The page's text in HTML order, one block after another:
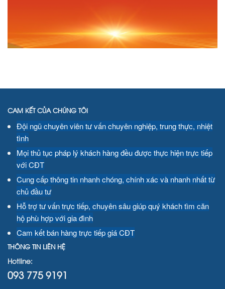
CAM KẾT CỦA CHÚNG TÔI
Đội ngũ chuyên viên tư vấn chuyên nghiệp, trung thực, nhiệt
tình
Mọi thủ tục pháp lý khách hàng đều được thực hiện trực tiếp
với CĐT
Cung cấp thông tin nhanh chóng, chính xác và nhanh nhất từ
chủ đầu tư
Hỗ trợ tư vấn trực tiếp, chuyên sâu giúp quý khách tìm căn
hộ phù hợp với gia đình
Cam kết bán hàng trực tiếp giá CĐT
THÔNG TIN LIÊN HỆ
Hotline:
093 775 9191